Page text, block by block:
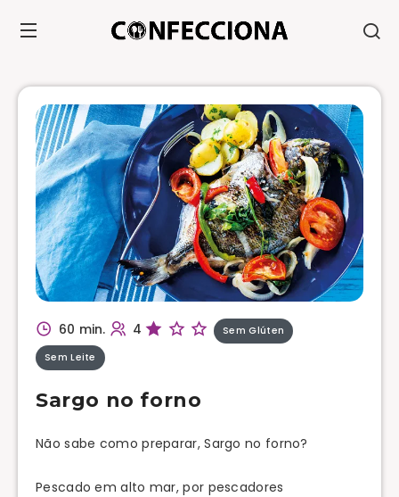
60 min. 4 Sem Glúten
Sem Leite
Sargo no forno
Não sabe como preparar, Sargo no forno?
Pescado em alto mar, por pescadores